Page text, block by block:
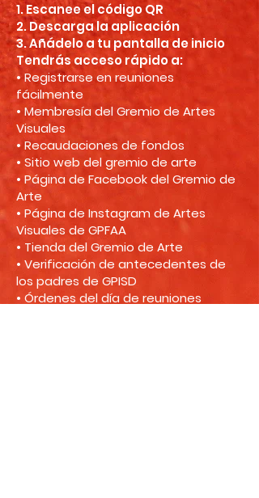
1. Escanee el código QR
2. Descarga la aplicación
3. Añádelo a tu pantalla de inicio
Tendrás acceso rápido a:
• Registrarse en reuniones
fácilmente
• Membresía del Gremio de Artes
Visuales
• Recaudaciones de fondos
• Sitio web del gremio de arte
• Página de Facebook del Gremio de
Arte
• Página de Instagram de Artes
Visuales de GPFAA
• Tienda del Gremio de Arte
• Verificación de antecedentes de
los padres de GPISD
• Órdenes del día de reuniones